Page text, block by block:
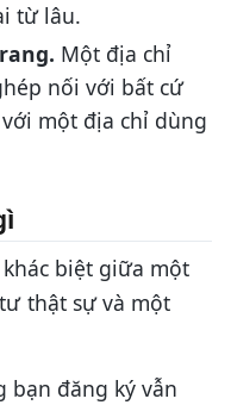
từ lâu.
Một địa chỉ
nối với bất cứ
một địa chỉ dùng
biệt giữa một
thật sự và một
bạn đăng ký vẫn